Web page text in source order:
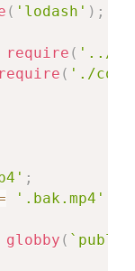
( 'lodash' ) ;
require ( '../
require ( './
;
'.bak.mp4'
globby ( `